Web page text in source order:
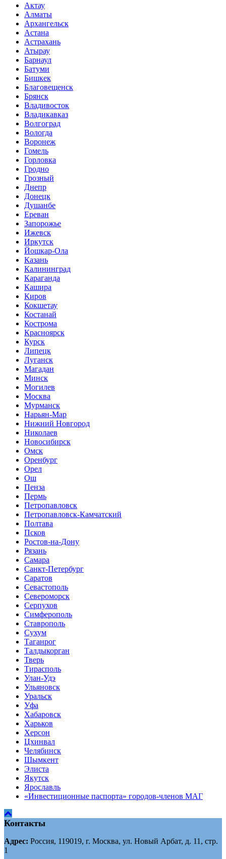
Актау
Алматы
Архангельск
Астана
Астрахань
Атырау
Барнаул
Батуми
Бишкек
Благовещенск
Брянск
Владивосток
Владикавказ
Волгоград
Вологда
Воронеж
Гомель
Горловка
Гродно
Грозный
Днепр
Донецк
Душанбе
Ереван
Запорожье
Ижевск
Иркутск
Йошкар-Ола
Казань
Калининград
Караганда
Кашира
Киров
Кокшетау
Костанай
Кострома
Красноярск
Курск
Липецк
Луганск
Магадан
Минск
Могилев
Москва
Мурманск
Нарьян-Мар
Нижний Новгород
Николаев
Новосибирск
Омск
Оренбург
Орел
Ош
Пенза
Пермь
Петропавловск
Петропавловск-Камчатский
Полтава
Псков
Ростов-на-Дону
Рязань
Самара
Санкт-Петербург
Саратов
Севастополь
Североморск
Серпухов
Симферополь
Ставрополь
Сухум
Таганрог
Tалдыкорган
Тверь
Тирасполь
Улан-Удэ
Ульяновск
Уральск
Уфа
Хабаровск
Харьков
Херсон
Цхинвал
Челябинск
Шымкент
Элиста
Якутск
Ярославль
«Инвестиционные паспорта» городов-членов МАГ
Контакты
Адрес: Россия, 119019, г. Москва, ул. Новый Арбат, д. 11, стр.
1